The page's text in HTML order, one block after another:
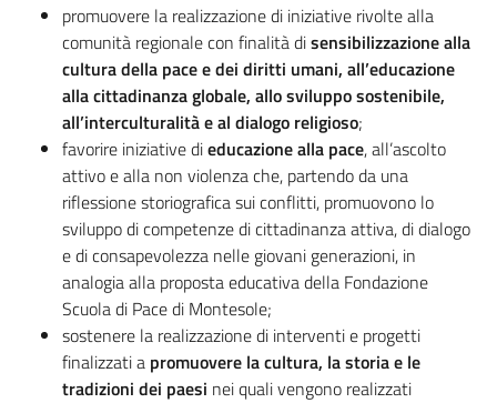
promuovere la realizzazione di iniziative rivolte alla
comunità regionale con finalità disensibilizzazione alla
cultura della pace e dei diritti umani, all’educazione
alla cittadinanza globale, allo sviluppo sostenibile,
all’interculturalità e al dialogo religioso;
favorire iniziative dieducazione alla pace, all’ascolto
attivo e alla non violenza che, partendo da una
riflessione storiografica sui conflitti, promuovono lo
sviluppo di competenze di cittadinanza attiva, di dialogo
e di consapevolezza nelle giovani generazioni, in
analogia alla proposta educativa della Fondazione
Scuola di Pace di Montesole;
sostenere la realizzazione di interventi e progetti
finalizzati a promuovere la cultura, la storia e le
tradizioni dei paesi nei quali vengono realizzati